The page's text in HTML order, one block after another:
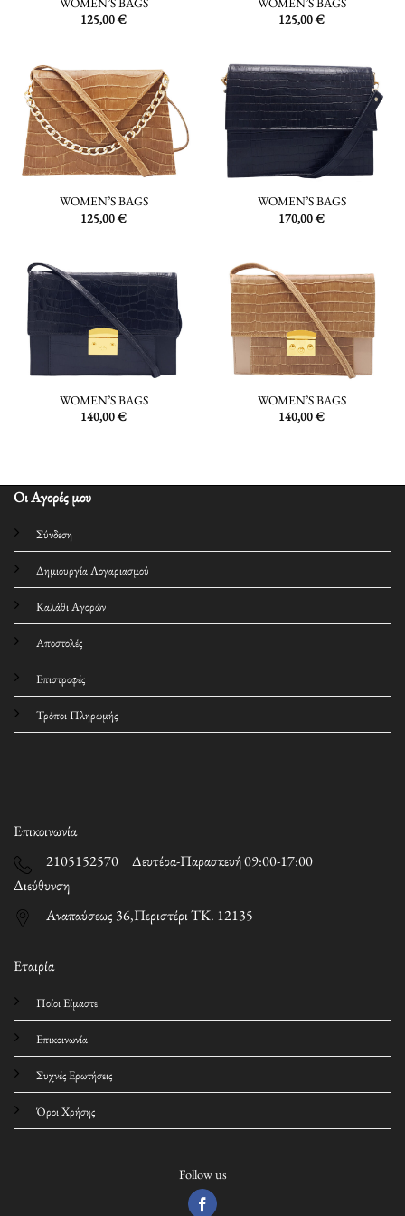
125,00€
125,00€
WOMEN’S BAGS
125,00€
WOMEN’S BAGS
170,00€
WOMEN’S BAGS
140,00€
WOMEN’S BAGS
140,00€
Οι Αγορές μου
Σύνδεση
Δημιουργία Λογαριασμού
Καλάθι Αγορών
Αποστολές
Επιστροφές
Τρόποι Πληρωμής
Εταιρία
Ποίοι Είμαστε
Επικοινωνία
Συχνές Ερωτήσεις
Όροι Χρήσης
Follow us
Επικοινωνία
2105152570 Δευτέρα-Παρασκευή 09:00-17:00
Διεύθυνση
Αναπαύσεως 36,Περιστέρι ΤΚ. 12135